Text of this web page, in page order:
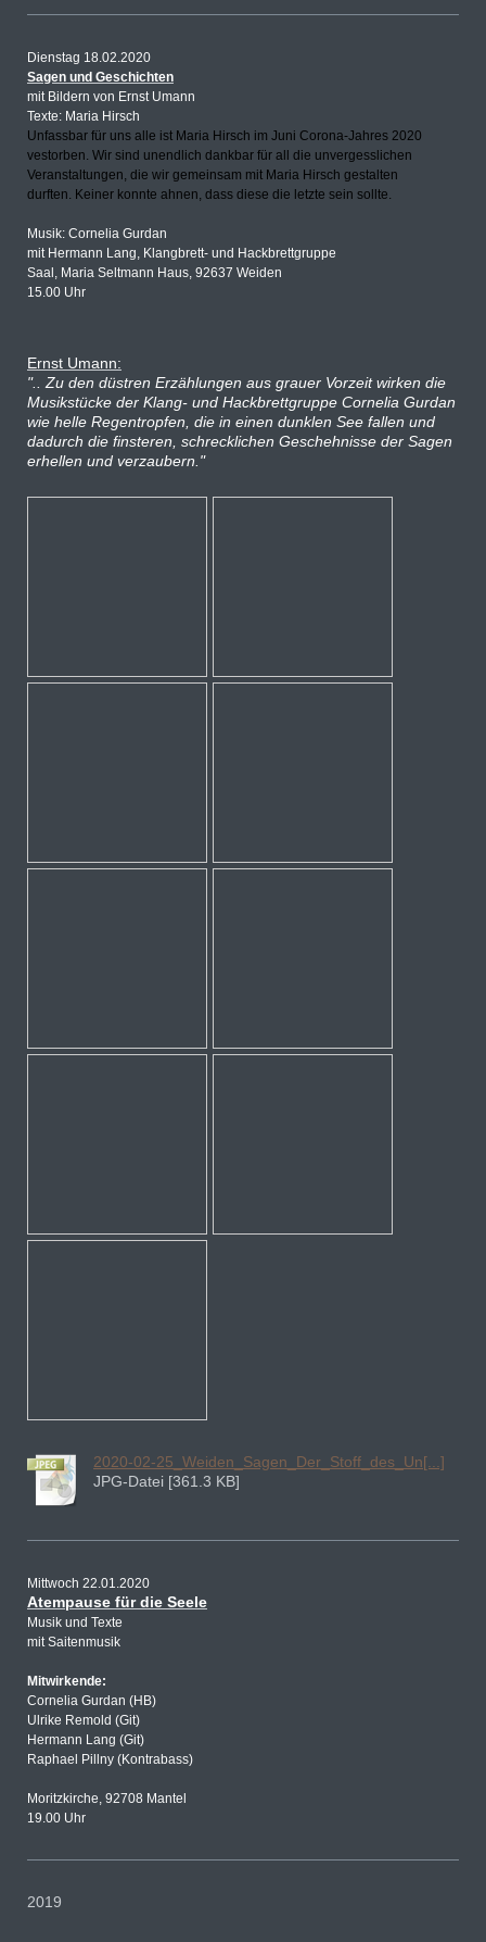
Dienstag 18.02.2020
Sagen und Geschichten
mit Bildern von Ernst Umann
Texte: Maria Hirsch
Unfassbar für uns alle ist Maria Hirsch im Juni Corona-Jahres 2020
vestorben. Wir sind unendlich dankbar für all die unvergesslichen
Veranstaltungen, die wir gemeinsam mit Maria Hirsch gestalten
durften. Keiner konnte ahnen, dass diese die letzte sein sollte.
Musik: Cornelia Gurdan
mit Hermann Lang, Klangbrett- und Hackbrettgruppe
Saal, Maria Seltmann Haus, 92637 Weiden
15.00 Uhr
Ernst Umann:
".. Zu den düstren Erzählungen aus grauer Vorzeit wirken die
Musikstücke der Klang- und Hackbrettgruppe Cornelia Gurdan
wie helle Regentropfen, die in einen dunklen See fallen und
dadurch die finsteren, schrecklichen Geschehnisse der Sagen
erhellen und verzaubern."
2020-02-25_Weiden_Sagen_Der_Stoff_des_Un[...]
JPG-Datei [361.3 KB]
Mittwoch 22.01.2020
Atempause für die Seele
Musik und Texte
mit Saitenmusik
Mitwirkende:
Cornelia Gurdan (HB)
Ulrike Remold (Git)
Hermann Lang (Git)
Raphael Pillny (Kontrabass)
Moritzkirche, 92708 Mantel
19.00 Uhr
2019